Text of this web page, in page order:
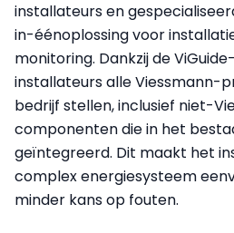
installateurs en
in-éénoplossing voor
monitoring. Dankzij de
installateurs alle Viessmann-
bedrijf stellen, inclusief niet-
componenten die in het
geïntegreerd. Dit maakt het
complex energiesysteem
minder kans op fouten.